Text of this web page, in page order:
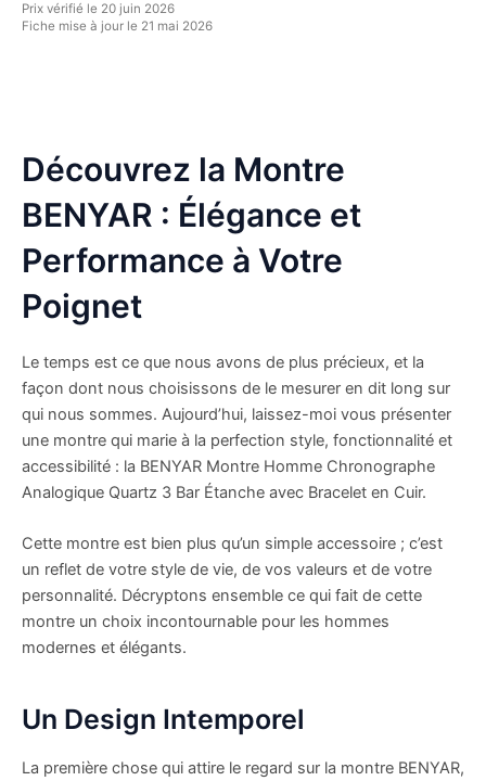
Prix vérifié le 20 juin 2026
Fiche mise à jour le 21 mai 2026
Découvrez la Montre
BENYAR : Élégance et
Performance à Votre
Poignet
Le temps est ce que nous avons de plus précieux, et la
façon dont nous choisissons de le mesurer en dit long sur
qui nous sommes. Aujourd’hui, laissez-moi vous présenter
une montre qui marie à la perfection style, fonctionnalité et
accessibilité : la BENYAR Montre Homme Chronographe
Analogique Quartz 3 Bar Étanche avec Bracelet en Cuir.
Cette montre est bien plus qu’un simple accessoire ; c’est
un reflet de votre style de vie, de vos valeurs et de votre
personnalité. Décryptons ensemble ce qui fait de cette
montre un choix incontournable pour les hommes
modernes et élégants.
Un Design Intemporel
La première chose qui attire le regard sur la montre BENYAR,